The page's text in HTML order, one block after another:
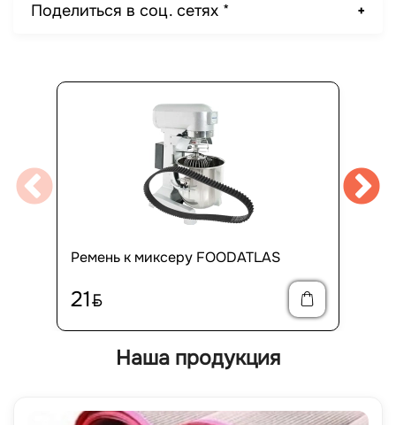
Поделиться в соц. сетях *
Ремень к миксеру FOODATLAS
21BYN
Наша продукция